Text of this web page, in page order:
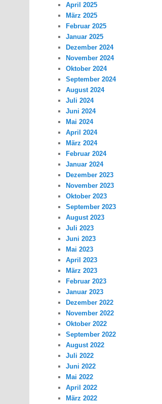
April 2025
März 2025
Februar 2025
Januar 2025
Dezember 2024
November 2024
Oktober 2024
September 2024
August 2024
Juli 2024
Juni 2024
Mai 2024
April 2024
März 2024
Februar 2024
Januar 2024
Dezember 2023
November 2023
Oktober 2023
September 2023
August 2023
Juli 2023
Juni 2023
Mai 2023
April 2023
März 2023
Februar 2023
Januar 2023
Dezember 2022
November 2022
Oktober 2022
September 2022
August 2022
Juli 2022
Juni 2022
Mai 2022
April 2022
März 2022